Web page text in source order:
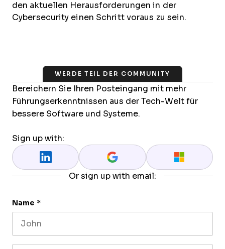
den aktuellen Herausforderungen in der
Cybersecurity einen Schritt voraus zu sein.
WERDE TEIL DER COMMUNITY
Bereichern Sie Ihren Posteingang mit mehr
Führungserkenntnissen aus der Tech-Welt für
bessere Software und Systeme.
Sign up with:
Or sign up with email:
Name *